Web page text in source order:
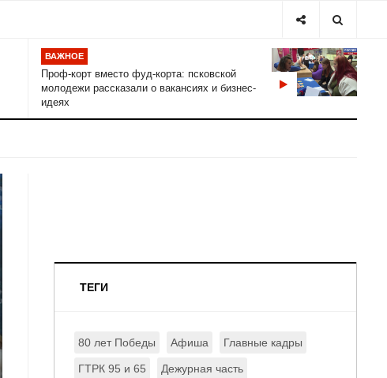
ВАЖНОЕ
Проф-корт вместо фуд-корта: псковской
молодежи рассказали о вакансиях и бизнес-
идеях
ТЕГИ
80 лет Победы Афиша Главные кадры
ГТРК 95 и 65 Дежурная часть